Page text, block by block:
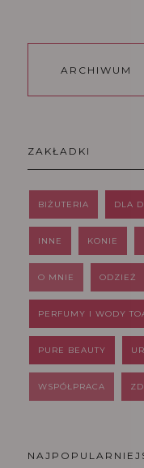
ARCHIWUM
ZAKŁADKI
BIŻUTERIA DLA
INNE KONIE
O MNIE ODZIEŻ
PERFUMY I WODY
PURE BEAUTY
WSPÓŁPRACA